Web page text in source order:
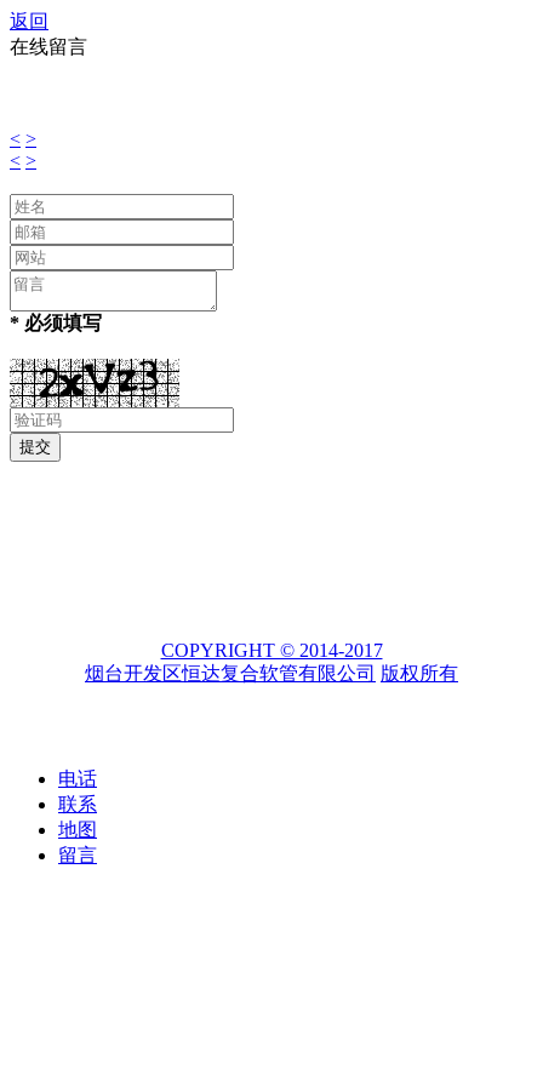
返回
在线留言
< >
< >
* 必须填写
COPYRIGHT © 2014-2017
烟台开发区恒达复合软管有限公司 版权所有
电话
联系
地图
留言